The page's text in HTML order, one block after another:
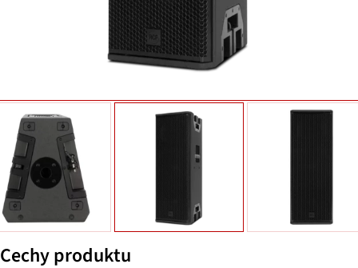
Cechy produktu